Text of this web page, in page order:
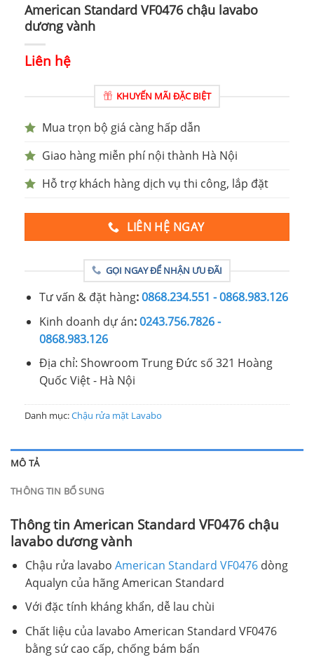
American Standard VF0476 chậu lavabo
dương vành
Liên hệ
KHUYẾN MÃI ĐẶC BIỆT
Mua trọn bộ giá càng hấp dẫn
Giao hàng miễn phí nội thành Hà Nội
Hỗ trợ khách hàng dịch vụ thi công, lắp đặt
LIÊN HỆ NGAY
GỌI NGAY ĐỂ NHẬN ƯU ĐÃI
Tư vấn & đặt hàng:0868.234.551 - 0868.983.126
Kinh doanh dự án:0243.756.7826 -
0868.983.126
Địa chỉ: Showroom Trung Đức số 321 Hoàng
Quốc Việt - Hà Nội
Danh mục:Chậu rửa mặt Lavabo
MÔ TẢ
THÔNG TIN BỔ SUNG
Thông tin American Standard VF0476 chậu
lavabo dương vành
Chậu rửa lavabo American Standard VF0476dòng
Aqualyn của hãng American Standard
Với đặc tính kháng khẩn, dễ lau chùi
Chất liệu của lavabo American Standard VF0476
bằng sứ cao cấp, chống bám bẩn